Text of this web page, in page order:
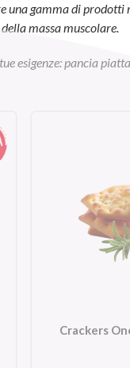
una gamma di prodotti
massa muscolare.
esigenze: pancia
Crackers